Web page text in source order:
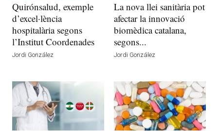
Quirónsalud, exemple
d’excel·lència
hospitalària segons
l’Institut Coordenades
Jordi González
La nova llei sanitària pot
afectar la innovació
biomèdica catalana,
segons...
Jordi González